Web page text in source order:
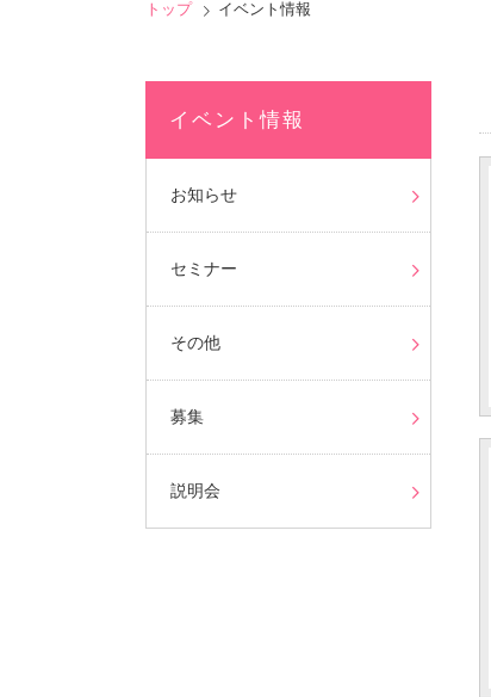
トップ イベント情報
イベント情報
お知らせ
セミナー
その他
募集
説明会